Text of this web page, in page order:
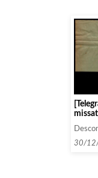
fecha
30/